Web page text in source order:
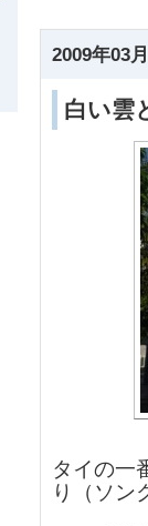
2009年03
白い雲
タイの一
り（ソン